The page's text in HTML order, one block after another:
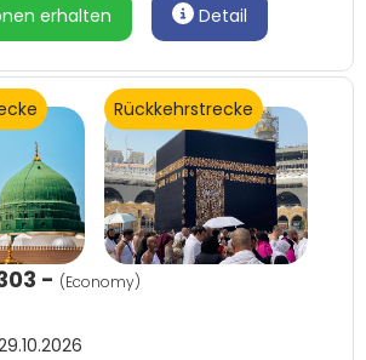
erhalten Detail
Rückkehrstrecke
- (Economy)